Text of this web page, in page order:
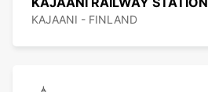
KAJAANI - FINLAND